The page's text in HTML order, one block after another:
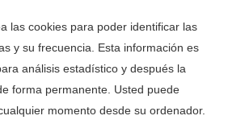
las cookies para poder identificar las
y su frecuencia. Esta información es
análisis estadístico y después la
forma permanente. Usted puede
momento desde su ordenador.